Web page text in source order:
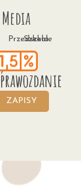
Media
Przedszkole
Szkoła
ZAPISY